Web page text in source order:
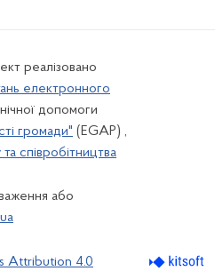
реалізовано
електронного
допомоги
громади" (EGAP) ,
співробітництва
або
Attribution 4.0